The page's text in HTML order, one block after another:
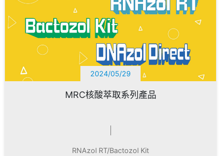
2024/05/29
MRC核酸萃取系列產品
RNAzol RT/Bactozol Kit